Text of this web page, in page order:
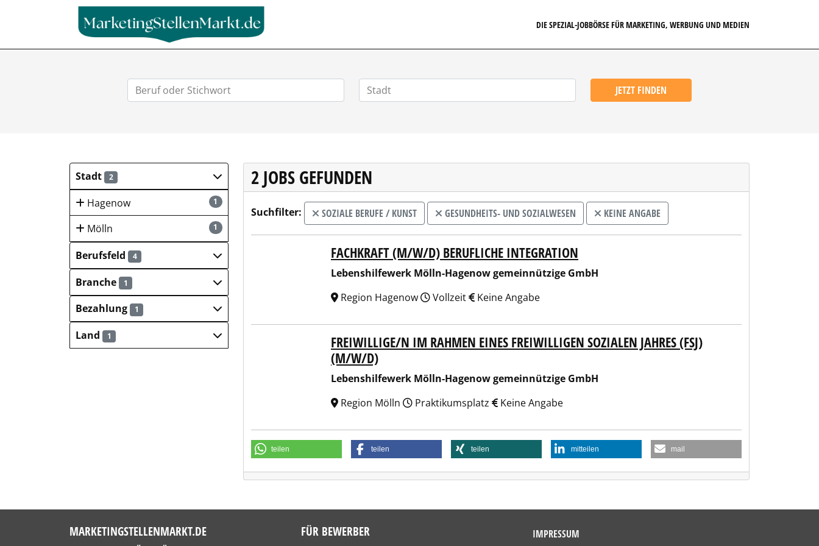
DIE SPEZIAL-JOBBÖRSE FÜR MARKETING, WERBUNG UND MEDIEN
JETZT FINDEN
Stadt 2
1
Hagenow
1
Mölln
Berufsfeld
4
Branche 1
Bezahlung 1
Land 1
2 JOBS GEFUNDEN
Suchfilter: SOZIALE BERUFE / KUNST GESUNDHEITS- UND SOZIALWESEN KEINE ANGABE
Lebenshilfewerk Mölln-Hagenow gemeinnützige GmbH
FACHKRAFT (M/W/D) BERUFLICHE INTEGRATION
Lebenshilfewerk Mölln-Hagenow gemeinnützige GmbH
Region Hagenow
Vollzeit Keine Angabe
Lebenshilfewerk Mölln-Hagenow gemeinnützige GmbH
FREIWILLIGE/N IM RAHMEN EINES FREIWILLIGEN SOZIALEN JAHRES (FSJ)
(M/W/D)
Lebenshilfewerk Mölln-Hagenow gemeinnützige GmbH
Region Mölln
Praktikumsplatz Keine Angabe
teilen teilen teilen mitteilen mail
MARKETINGSTELLENMARKT.DE FÜR BEWERBER IMPRESSUM